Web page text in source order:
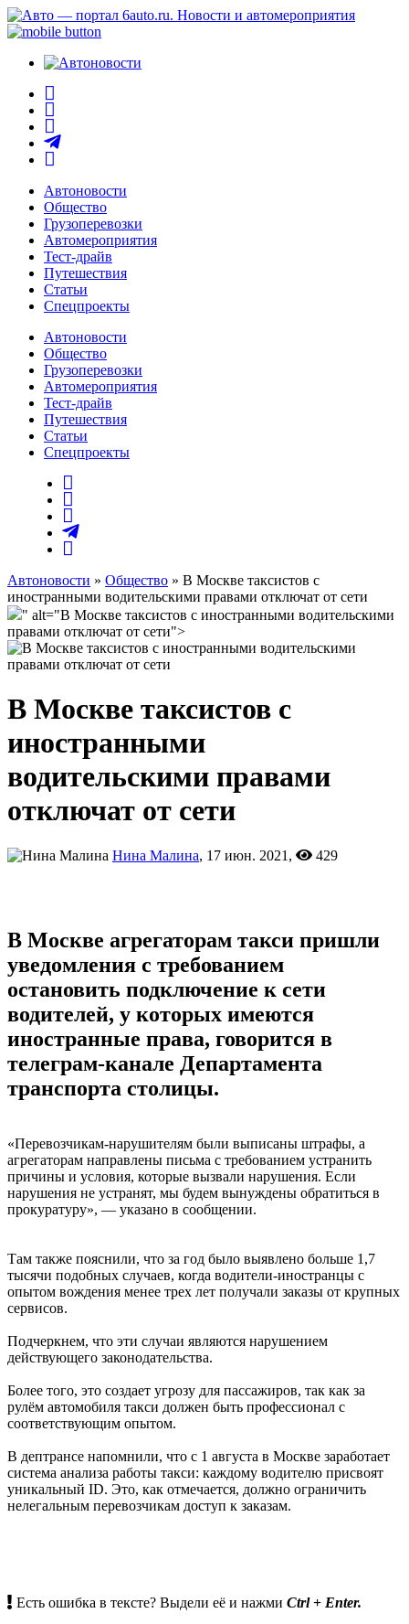
Автоновости
Общество
Грузоперевозки
Автомероприятия
Тест-драйв
Путешествия
Статьи
Спецпроекты
Автоновости
Общество
Грузоперевозки
Автомероприятия
Тест-драйв
Путешествия
Статьи
Спецпроекты
Автоновости » Общество » В Москве таксистов с
иностранными водительскими правами отключат от сети
" alt="В Москве таксистов с иностранными водительскими
правами отключат от сети">
В Москве таксистов с
иностранными
водительскими правами
отключат от сети
Нина Малина, 17 июн. 2021, 429
В Москве агрегаторам такси пришли
уведомления с требованием
остановить подключение к сети
водителей, у которых имеются
иностранные права, говорится в
телеграм-канале Департамента
транспорта столицы.
«Перевозчикам-нарушителям были выписаны штрафы, а
агрегаторам направлены письма с требованием устранить
причины и условия, которые вызвали нарушения. Если
нарушения не устранят, мы будем вынуждены обратиться в
прокуратуру», — указано в сообщении.
Там также пояснили, что за год было выявлено больше 1,7
тысячи подобных случаев, когда водители-иностранцы с
опытом вождения менее трех лет получали заказы от крупных
сервисов.
Подчеркнем, что эти случаи являются нарушением
действующего законодательства.
Более того, это создает угрозу для пассажиров, так как за
рулём автомобиля такси должен быть профессионал с
соответствующим опытом.
В дептрансе напомнили, что с 1 августа в Москве заработает
система анализа работы такси: каждому водителю присвоят
уникальный ID. Это, как отмечается, должно ограничить
нелегальным перевозчикам доступ к заказам.
Есть ошибка в тексте? Выдели её и нажми Ctrl+ Enter.